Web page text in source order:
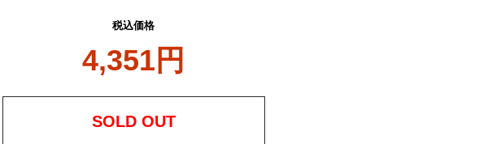
税込価格
4,351円
SOLD OUT